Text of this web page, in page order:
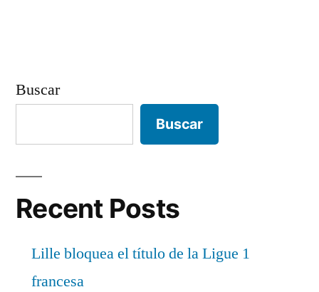
Buscar
Buscar
Recent Posts
Lille bloquea el título de la Ligue 1
francesa